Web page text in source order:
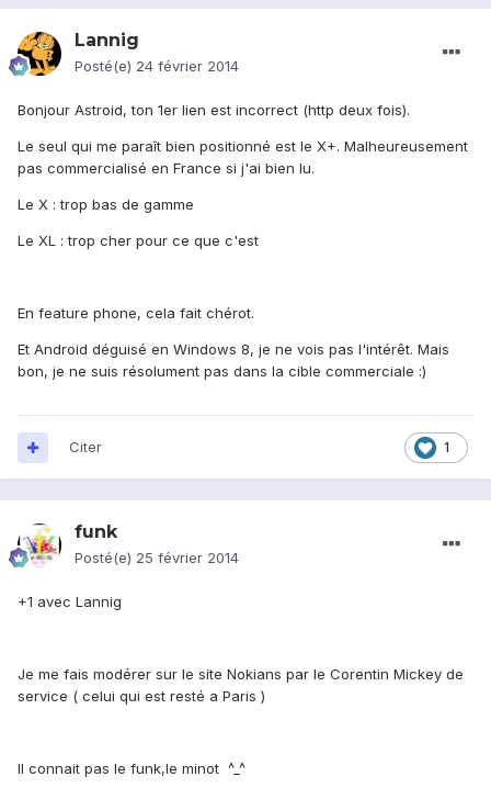
Lannig
Posté(e) 24 février 2014
Bonjour Astroid, ton 1er lien est incorrect (http deux fois).
Le seul qui me paraît bien positionné est le X+. Malheureusement
pas commercialisé en France si j'ai bien lu.
Le X : trop bas de gamme
Le XL : trop cher pour ce que c'est
En feature phone, cela fait chérot.
Et Android déguisé en Windows 8, je ne vois pas l'intérêt. Mais
bon, je ne suis résolument pas dans la cible commerciale :)
1
Citer
funk
Posté(e) 25 février 2014
+1 avec Lannig
Je me fais modérer sur le site Nokians par le Corentin Mickey de
service ( celui qui est resté a Paris )
Il connait pas le funk,le minot ^_^